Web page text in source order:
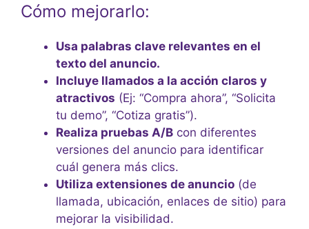
Cómo mejorarlo:
Usa palabras clave relevantes en el
texto del anuncio.
Incluye llamados a la acción claros y
atractivos (Ej: “Compra ahora”, “Solicita
tu demo”, “Cotiza gratis”).
Realiza pruebas A/B con diferentes
versiones del anuncio para identificar
cuál genera más clics.
Utiliza extensiones de anuncio (de
llamada, ubicación, enlaces de sitio) para
mejorar la visibilidad.